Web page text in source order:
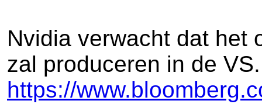
Nvidia verwacht dat het
zal produceren in de
https://